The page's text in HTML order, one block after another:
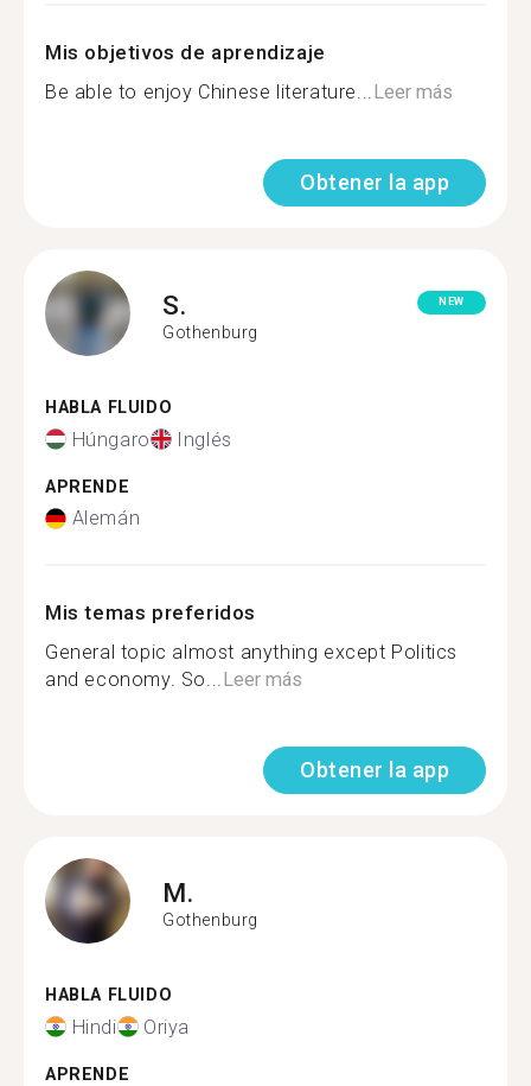
Mis objetivos de aprendizaje
Be able to enjoy Chinese literature...Leer más
Obtener la app
S.
Gothenburg
NEW
HABLA FLUIDO
Húngaro Inglés
APRENDE
Alemán
Mis temas preferidos
General topic almost anything except Politics
and economy. So...Leer más
Obtener la app
M.
Gothenburg
HABLA FLUIDO
Hindi Oriya
APRENDE